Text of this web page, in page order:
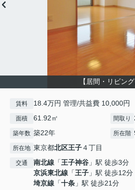
【居間・リビング
賃料 18.4万円 管理/共益費 10,000円
面積 61.92㎡ 間取り
築年数 築22年 所在階
所在地 東京都北区王子４丁目
交通 南北線 「王子神谷 」駅 徒歩3分
京浜東北線 「王子 」駅 徒歩12分
埼京線 「十条 」駅 徒歩21分